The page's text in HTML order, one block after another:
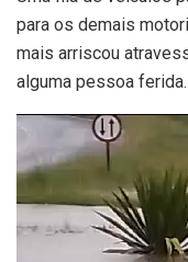
para os demais
mais arriscou
alguma pessoa ferida.